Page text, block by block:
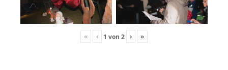
« ‹ 1 von 2 › »